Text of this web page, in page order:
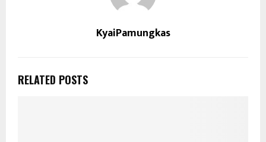
KyaiPamungkas
RELATED POSTS